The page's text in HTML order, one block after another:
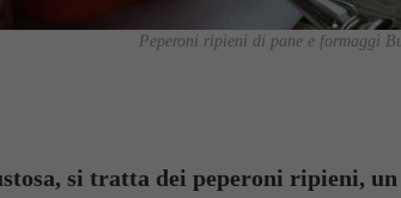
Peperoni ripieni di pane e formaggi
si tratta dei peperoni ripieni, un